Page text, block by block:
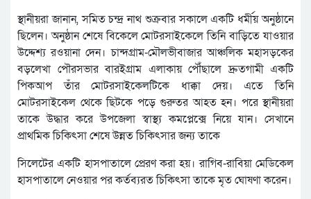
স্থানীয়রা জানান, সমিত চন্দ্র নাথ শুক্রবার সকালে একটি ধর্মীয় অনুষ্ঠানে
ছিলেন। অনুষ্ঠান শেষে বিকেলে মোটরসাইকেলে তিনি বাড়িতে যাওয়ার
উদ্দেশ্য রওয়ানা দেন। চান্দগ্রাম-মৌলভীবাজার আঞ্চলিক মহাসড়কের
বড়লেখা পৌরসভার বারইগ্রাম এলাকায় পৌঁছালে দ্রুতগামী একটি
পিকআপ তাঁর মোটরসাইকেলটিকে ধাক্কা দেয়। এতে তিনি
মোটরসাইকেল থেকে ছিটকে পড়ে গুরুতর আহত হন। পরে স্থানীয়রা
তাকে উদ্ধার করে উপজেলা স্বাস্থ্য কমপ্লেক্সে নিয়ে যান। সেখানে
প্রাথমিক চিকিৎসা শেষে উন্নত চিকিৎসার জন্য তাকে
সিলেটের একটি হাসপাতালে প্রেরণ করা হয়। রাগিব-রাবিয়া মেডিকেল
হাসপাতালে নেওয়ার পর কর্তব্যরত চিকিৎসা তাকে মৃত ঘোষণা করেন।